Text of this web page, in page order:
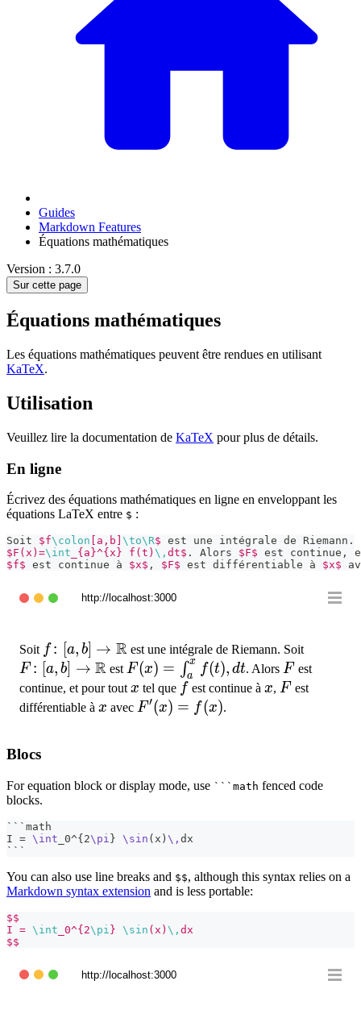
Guides
Markdown Features
Équations mathématiques
Version : 3.7.0
Sur cette page
Équations mathématiques
Les équations mathématiques peuvent être rendues en utilisant
KaTeX.
Utilisation
Veuillez lire la documentation de KaTeX pour plus de détails.
En ligne
Écrivez des équations mathématiques en ligne en enveloppant les
équations LaTeX entre $ :
Soit $f\colon [a,b] \to\R$ est une intégrale de
$F(x)=\int _{a}^{x} f(t) \, dt$ . Alors $F$ est continue,
$f$ est continue à $x$ , $F$ est différentiable à $x$
http://localhost:3000
Soit f\colon[a,b]
\to \R
f : a, b] → R est une intégrale de Riemann. Soit
F : [a, b → R est F(x)=
\int_{a}^{x}
f(t),dt
F (x) = ∫a
x
f(t), dt. Alors F
F est
continue, et pour tout x
x tel que ff est continue àx
x, F
F est
différentiable à x
x avec F'(x)=f(x)
F ′(x) = f(x).
Blocs
For equation block or display mode, use ```math fenced code
blocks.
```math
I = \int _0^{2\pi } \sin (x) \, dx
```
You can also use line breaks and $$, although this syntax relies on a
Markdown syntax extension and is less portable:
$$
I = \int _0^{2\pi } \sin (x) \, dx
$$
http://localhost:3000